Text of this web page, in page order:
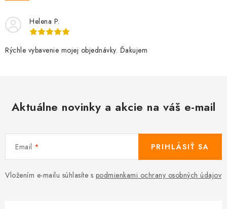
Helena P.
Rýchle vybavenie mojej objednávky. Ďakujem
Aktuálne novinky a akcie na váš e-mail
Email
Vložením e-mailu súhlasíte s podmienkami ochrany osobných údajov
PRIHLÁSIŤ SA